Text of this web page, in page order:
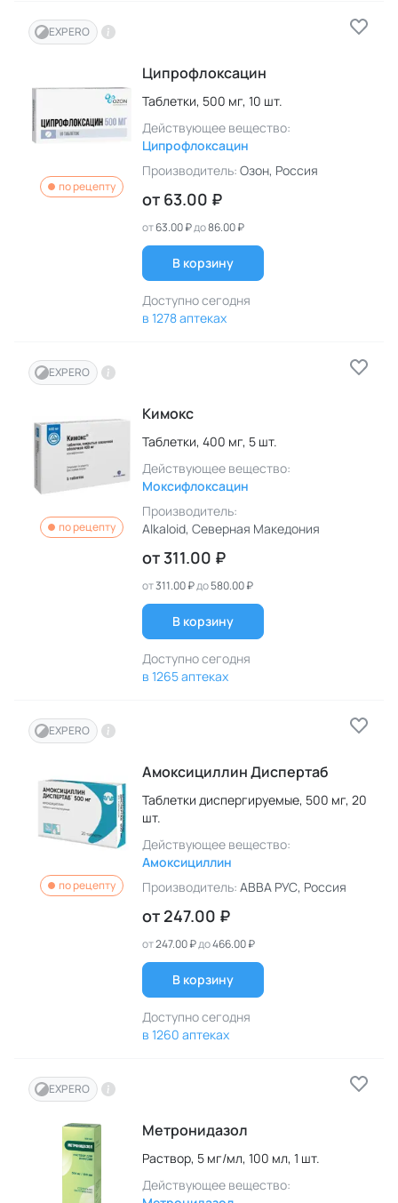
EXPERO
по рецепту
Ципрофлоксацин
Таблетки, 500 мг, 10 шт.
Действующее вещество:
Ципрофлоксацин
Производитель: Озон, Россия
от 63.00 ₽
от63.00 ₽до86.00 ₽
В корзину
Доступно сегодня
в 1278 аптеках
EXPERO
по рецепту
Кимокс
Таблетки, 400 мг, 5 шт.
Действующее вещество:
Моксифлоксацин
Производитель:
Alkaloid, Северная Македония
от 311.00 ₽
от311.00 ₽до580.00 ₽
В корзину
Доступно сегодня
в 1265 аптеках
EXPERO
по рецепту
Амоксициллин Диспертаб
Таблетки диспергируемые, 500 мг, 20
шт.
Действующее вещество:
Амоксициллин
Производитель: АВВА РУС, Россия
от 247.00 ₽
от247.00 ₽до466.00 ₽
В корзину
Доступно сегодня
в 1260 аптеках
EXPERO
Метронидазол
Раствор, 5 мг/мл, 100 мл, 1 шт.
Действующее вещество: